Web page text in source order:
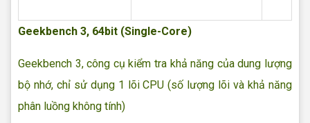
Geekbench 3, 64bit (Single-Core)
Geekbench 3, công cụ kiểm tra khả năng của dung lượng
bộ nhớ, chỉ sử dụng 1 lõi CPU (số lượng lõi và khả năng
phân luồng không tính)